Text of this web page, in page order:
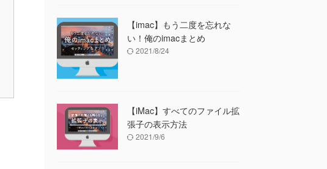
【imac】もう二度を忘れな
い！俺のimacまとめ
2021/8/24
【iMac】すべてのファイル拡
張子の表示方法
2021/9/6